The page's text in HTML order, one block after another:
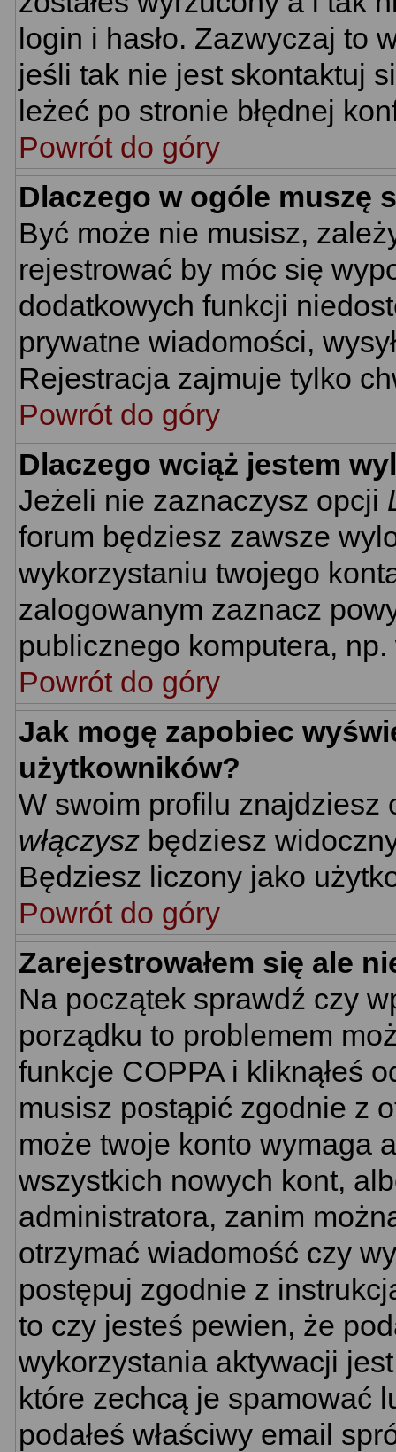
login i hasło. Zazwyczaj to
jeśli tak nie jest skontaktuj
leżeć po stronie błędnej
Powrót do góry
Dlaczego w ogóle muszę
Być może nie musisz,
rejestrować by móc się
dodatkowych funkcji
prywatne wiadomości,
Rejestracja zajmuje tylko
Powrót do góry
Dlaczego wciąż jestem
Jeżeli nie zaznaczysz opcji
forum będziesz zawsze
wykorzystaniu twojego
zalogowanym zaznacz
publicznego komputera,
Powrót do góry
Jak mogę zapobiec
użytkowników?
W swoim profilu znajdziesz
włączysz będziesz
Będziesz liczony jako
Powrót do góry
Zarejestrowałem się ale
Na początek sprawdź czy
porządku to problemem
funkcje COPPA i kliknąłeś
musisz postąpić zgodnie z
może twoje konto wymaga
wszystkich nowych kont,
administratora, zanim
otrzymać wiadomość czy
postępuj zgodnie z
to czy jesteś pewien, że
wykorzystania aktywacji
które zechcą je spamować
podałeś właściwy email